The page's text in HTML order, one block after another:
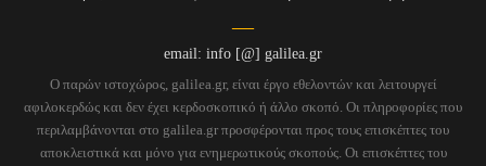
email: info [@] galilea.gr
Ο παρών ιστοχώρος, galilea.gr, είναι έργο εθελοντών και λειτουργεί
αφιλοκερδώς και δεν έχει κερδοσκοπικό ή άλλο σκοπό. Οι πληροφορίες που
περιλαμβάνονται στο galilea.gr προσφέρονται προς τους επισκέπτες του
αποκλειστικά και μόνο για ενημερωτικούς σκοπούς. Οι επισκέπτες του